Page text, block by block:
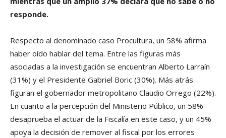
responde.
Respecto al denominado caso Procultura, un 58% afirma
haber oído hablar del tema. Entre las figuras más
asociadas a la investigación se encuentran Alberto Larraín
(31%) y el Presidente Gabriel Boric (30%). Más atrás
figuran el gobernador metropolitano Claudio Orrego (22%).
En cuanto a la percepción del Ministerio Público, un 58%
desaprueba el actuar de la Fiscalía en este caso, y un 45%
apoya la decisión de remover al fiscal por los errores